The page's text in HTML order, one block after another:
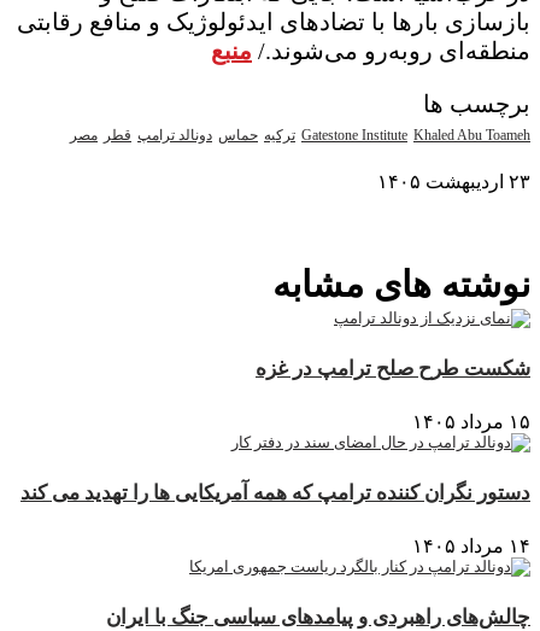
بازسازی بارها با تضادهای ایدئولوژیک و منافع رقابتی
منطقه‌ای روبه‌رو می‌شوند./ منبع
برچسب ها
Gatestone Institute Khaled Abu Toameh ترکیه حماس دونالد ترامپ قطر مصر
۲۳ اردیبهشت ۱۴۰۵
نوشته های مشابه
شکست طرح صلح ترامپ در غزه
۱۵ مرداد ۱۴۰۵
دستور نگران کننده ترامپ که همه آمریکایی ها را تهدید می کند
۱۴ مرداد ۱۴۰۵
چالش‌های راهبردی و پیامدهای سیاسی جنگ با ایران